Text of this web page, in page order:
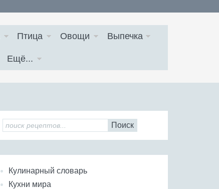
Птица Овощи Выпечка
Ещё...
Поиск
Кулинарный словарь
Кухни мира